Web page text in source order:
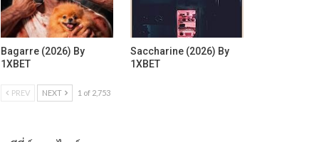
Bagarre (2026) By
1XBET
Saccharine (2026) By
1XBET
PREV NEXT 1 of 2,753